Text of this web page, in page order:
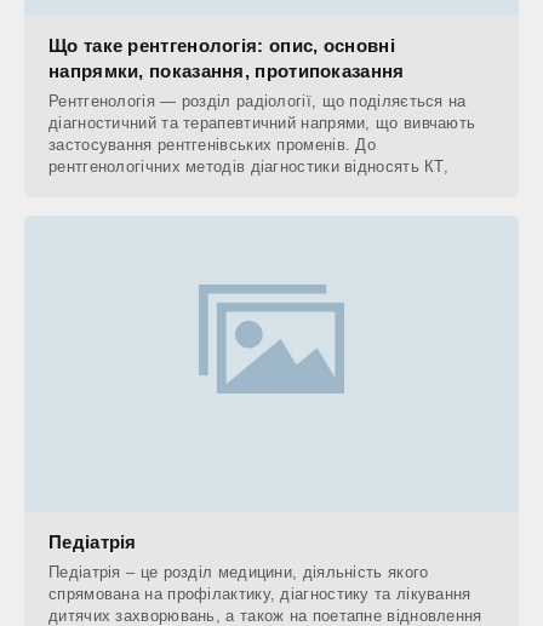
Що таке рентгенологія: опис, основні
напрямки, показання, протипоказання
Рентгенологія — розділ радіології, що поділяється на
діагностичний та терапевтичний напрями, що вивчають
застосування рентгенівських променів. До
рентгенологічних методів діагностики відносять КТ,
Педіатрія
Педіатрія – це розділ медицини, діяльність якого
спрямована на профілактику, діагностику та лікування
дитячих захворювань, а також на поетапне відновлення